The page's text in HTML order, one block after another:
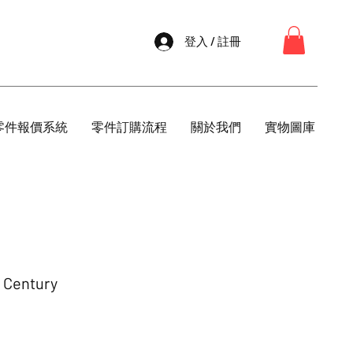
登入 / 註冊
件報價系統 零件訂購流程 關於我們 實物圖庫